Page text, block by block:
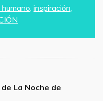
inspiración
La Noche de